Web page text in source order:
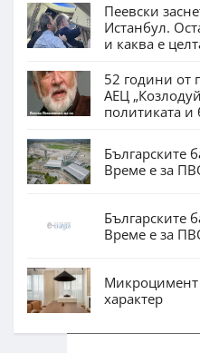
Пеевски
Истанбул.
и каква е
52 години от
АЕЦ
политиката
Българските
Време е за
Българските
Време е за
Микроцимент
характер